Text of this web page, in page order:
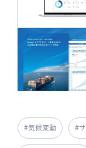
#気候変動 #